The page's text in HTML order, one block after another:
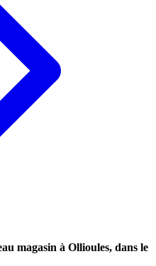
magasin à Ollioules, dans le